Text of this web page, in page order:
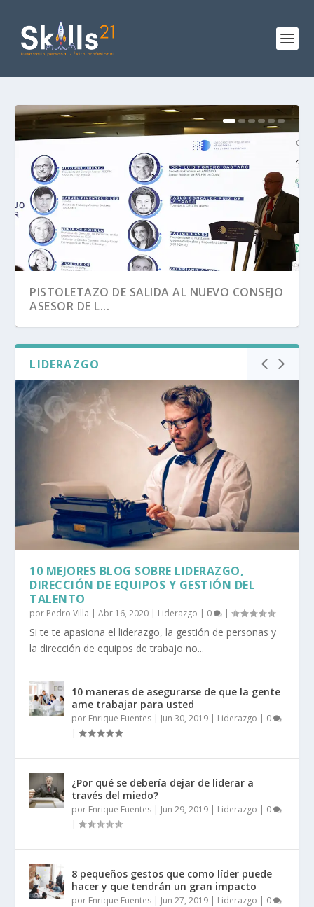
PISTOLETAZO DE SALIDA AL NUEVO CONSEJO
ASESOR DE L...
10 MEJORES BLOG SOBRE LIDERAZGO,
DIRECCIÓN DE EQUI...
¿POR QUÉ CONTRATAR A UN HEADHUNTER?
¿CÓMO LLAMAR LA ATENCIÓN DE UN
HEADHUNTER?
¿QUÉ ES UN HEADHUNTER?
¿CUÁNTOS “JUGADORES A” HAY EN TU
EMPRESA?
LIDERAZGO
10 MEJORES BLOG SOBRE LIDERAZGO,
DIRECCIÓN DE EQUIPOS Y GESTIÓN DEL
TALENTO
por Pedro Villa |Abr 16, 2020 | Liderazgo | 0 |
Si te te apasiona el liderazgo, la gestión de personas y
la dirección de equipos de trabajo no...
10 maneras de asegurarse de que la gente
ame trabajar para usted
por Enrique Fuentes | Jun 30, 2019 | Liderazgo | 0
|
¿Por qué se debería dejar de liderar a
través del miedo?
por Enrique Fuentes | Jun 29, 2019 | Liderazgo | 0
|
8 pequeños gestos que como líder puede
hacer y que tendrán un gran impacto
por Enrique Fuentes | Jun 27, 2019 | Liderazgo | 0